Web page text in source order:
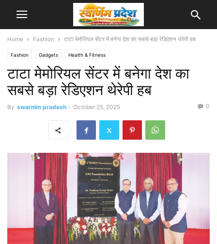
Home Fashion टाटा मेमोरियल सेंटर में बनेगा देश का सबसे बड़ा रेडिएशन थेरेपी हब
Fashion Gadgets Health & Fitness
टाटा मेमोरियल सेंटर में बनेगा देश का
सबसे बड़ा रेडिएशन थेरेपी हब
By swarnim pradesh - October 25, 2025 0